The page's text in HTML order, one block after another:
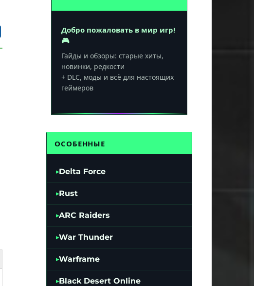
Добро пожаловать в мир игр!
🎮
Гайды и обзоры: старые хиты,
новинки, редкости
+ DLC, моды и всё для настоящих
геймеров
ОСОБЕННЫЕ
Delta Force
Rust
ARC Raiders
War Thunder
Warframe
Black Desert Online